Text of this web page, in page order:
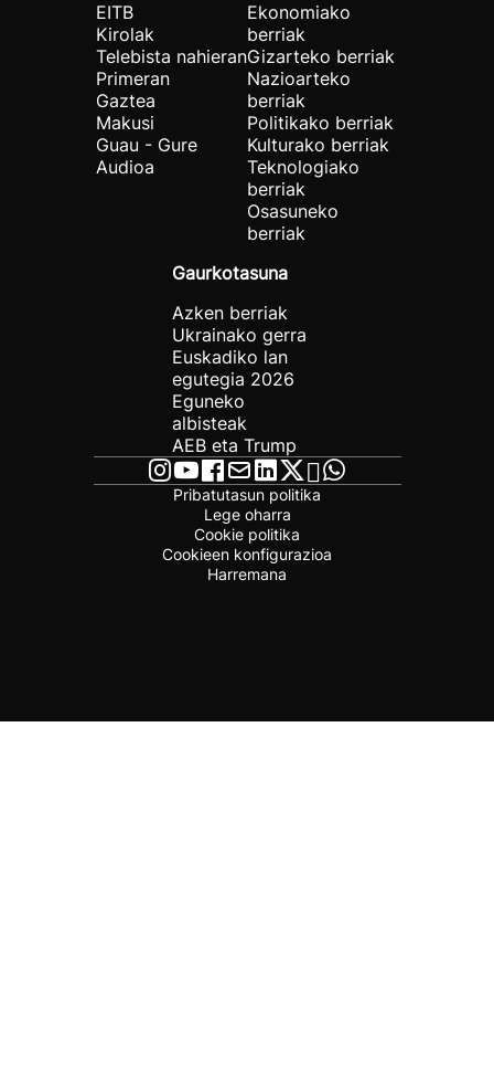
EITB
Kirolak
Telebista nahieran
Primeran
Gaztea
Makusi
Guau - Gure
Audioa
Ekonomiako
berriak
Gizarteko berriak
Nazioarteko
berriak
Politikako berriak
Kulturako berriak
Teknologiako
berriak
Osasuneko
berriak
Gaurkotasuna
Azken berriak
Ukrainako gerra
Euskadiko lan
egutegia 2026
Eguneko
albisteak
AEB eta Trump
Pribatutasun politika
Lege oharra
Cookie politika
Cookieen konfigurazioa
Harremana